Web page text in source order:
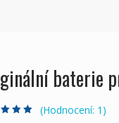
baterie
(Hodnocení: 1 )